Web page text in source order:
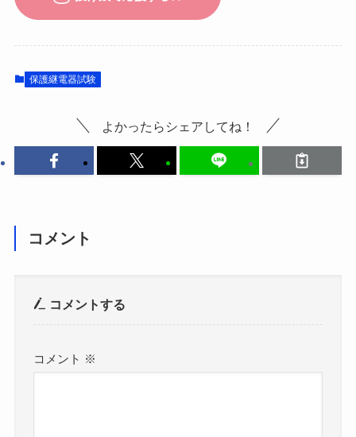
保護継電器試験
よかったらシェアしてね！
コメント
コメントする
コメント ※